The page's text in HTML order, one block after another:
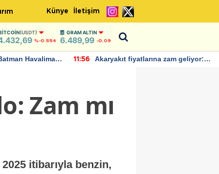
Künye İletişim
(USDT)
%-0.554
GRAM ALTIN
6.489,99 -0,09
Havalimanı
11:56
Akaryakıt fiyatlarına zam geliyor:
Zam mı
itibarıyla benzin,